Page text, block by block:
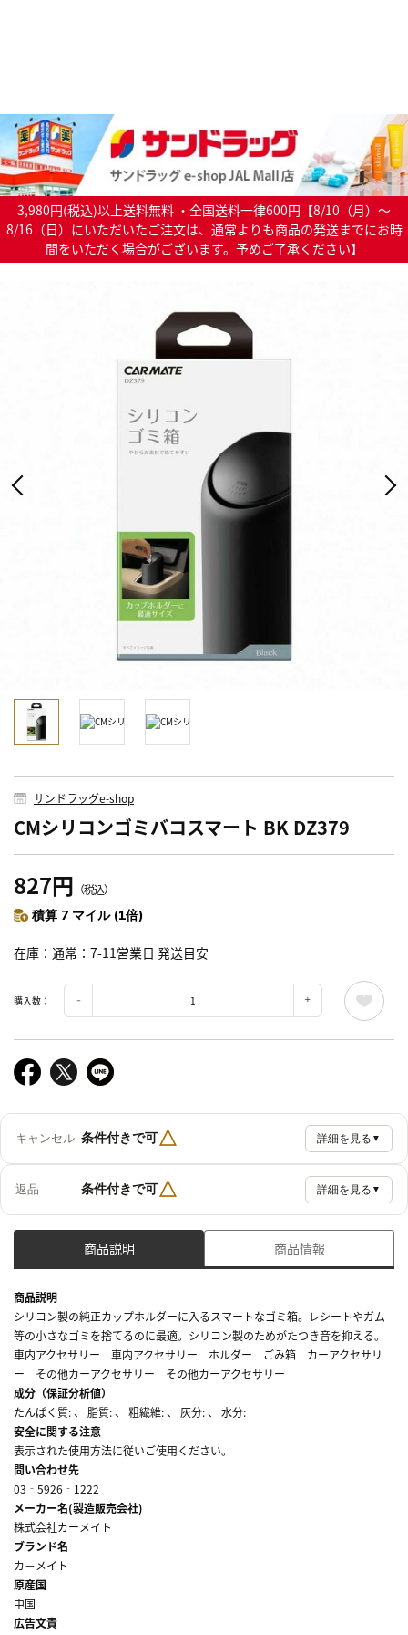
3,980円(税込)以上送料無料 ・全国送料一律600円【8/10（月）～
8/16（日）にいただいたご注文は、通常よりも商品の発送までにお時
間をいただく場合がございます。予めご了承ください】
サンドラッグe-shop
CMシリコンゴミバコスマート BK DZ379
827円 （税込）
積算 7 マイル (1倍)
在庫 通常：7-11営業日 発送目安
購入数：
キャンセル 条件付きで可△ 詳細を見る ▼
返品 条件付きで可△ 詳細を見る ▼
商品説明 商品情報
商品説明
シリコン製の純正カップホルダーに入るスマートなゴミ箱。レシートやガム
等の小さなゴミを捨てるのに最適。シリコン製のためがたつき音を抑える。
車内アクセサリー 車内アクセサリー ホルダー ごみ箱 カーアクセサリ
ー その他カーアクセサリー その他カーアクセサリー
成分（保証分析値）
たんぱく質: 、 脂質: 、 粗繊維: 、 灰分: 、 水分:
安全に関する注意
表示された使用方法に従いご使用ください。
問い合わせ先
03‐5926‐1222
メーカー名(製造販売会社)
株式会社カーメイト
ブランド名
カ－メイト
原産国
中国
広告文責